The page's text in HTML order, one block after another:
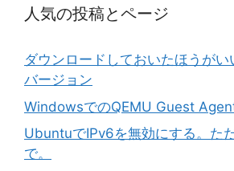
人気の投稿とページ
ダウンロードしておいたほうが
バージョン
WindowsでのQEMU Guest
UbuntuでIPv6を無効にする。た
で。